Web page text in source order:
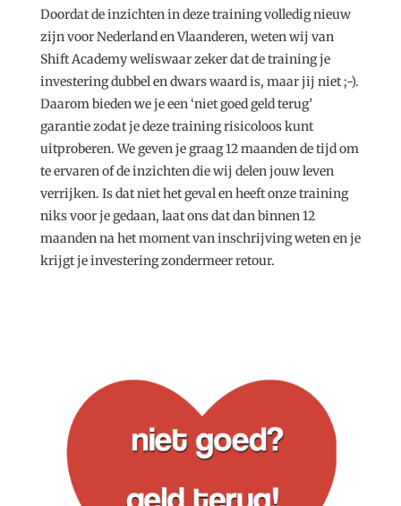
Doordat de inzichten in deze training volledig nieuw
zijn voor Nederland en Vlaanderen, weten wij van
Shift Academy weliswaar zeker dat de training je
investering dubbel en dwars waard is, maar jij niet ;-).
Daarom bieden we je een ‘niet goed geld terug’
garantie zodat je deze training risicoloos kunt
uitproberen. We geven je graag 12 maanden de tijd om
te ervaren of de inzichten die wij delen jouw leven
verrijken. Is dat niet het geval en heeft onze training
niks voor je gedaan, laat ons dat dan binnen 12
maanden na het moment van inschrijving weten en je
krijgt je investering zondermeer retour.